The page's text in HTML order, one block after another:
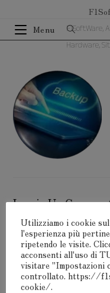
contenuto
Menu
F1SoftWare,
Hardware,
Lascia Un
Deviconnettertiper
Utilizziamo i cookie
l'esperienza più
ripetendo le visite.
acconsenti all'uso di
visitare "Impostazioni
controllato. https://
cookie/.